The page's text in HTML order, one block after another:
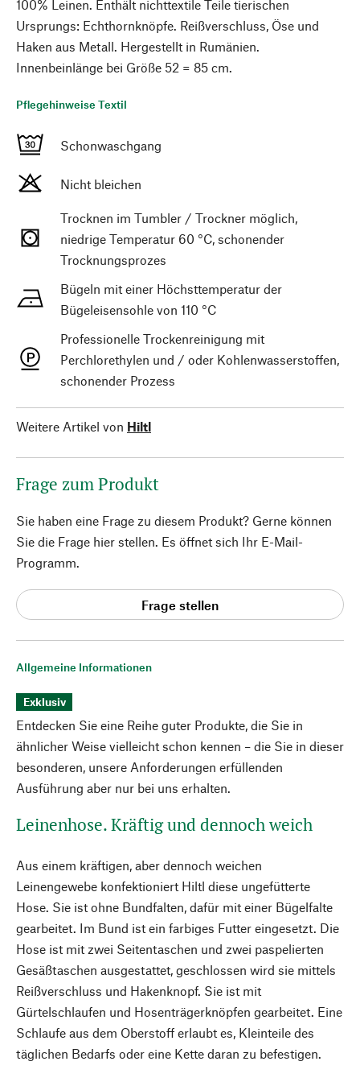
Allgemeine Informationen
Exklusiv
Entdecken Sie eine Reihe guter Produkte, die Sie in
ähnlicher Weise vielleicht schon kennen – die Sie in dieser
besonderen, unsere Anforderungen erfüllenden
Ausführung aber nur bei uns erhalten.
Leinenhose. Kräftig und dennoch weich
Aus einem kräftigen, aber dennoch weichen
Leinengewebe konfektioniert Hiltl diese ungefütterte
Hose. Sie ist ohne Bundfalten, dafür mit einer Bügelfalte
gearbeitet. Im Bund ist ein farbiges Futter eingesetzt. Die
Hose ist mit zwei Seitentaschen und zwei paspelierten
Gesäßtaschen ausgestattet, geschlossen wird sie mittels
Reißverschluss und Hakenknopf. Sie ist mit
Gürtelschlaufen und Hosenträgerknöpfen gearbeitet. Eine
Schlaufe aus dem Oberstoff erlaubt es, Kleinteile des
täglichen Bedarfs oder eine Kette daran zu befestigen.
100% Leinen. Enthält nichttextile Teile tierischen
Ursprungs: Echthornknöpfe. Reißverschluss, Öse und
Haken aus Metall. Hergestellt in Rumänien.
Innenbeinlänge bei Größe 52 = 85 cm.
Pflegehinweise Textil
Schonwaschgang
Nicht bleichen
Trocknen im Tumbler / Trockner möglich,
niedrige Temperatur 60 °C, schonender
Trocknungsprozes
Bügeln mit einer Höchsttemperatur der
Bügeleisensohle von 110 °C
Professionelle Trockenreinigung mit
Perchlorethylen und / oder Kohlenwasserstoffen,
schonender Prozess
Weitere Artikel von Hiltl
Frage zum Produkt
Sie haben eine Frage zu diesem Produkt? Gerne können
Sie die Frage hier stellen. Es öffnet sich Ihr E-Mail-
Programm.
Frage stellen